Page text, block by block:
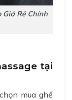
Giá Rẻ Chính
tại
mua ghế